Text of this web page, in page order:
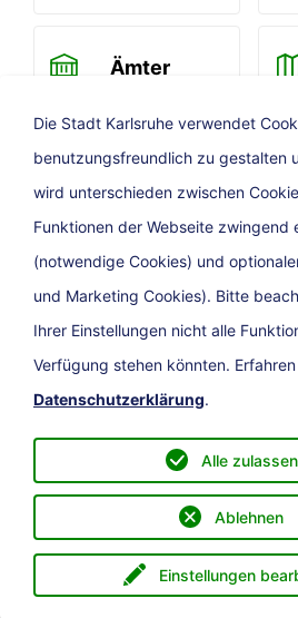
Menü eService
Ämter
Newsletter
Impressum
Datenschutz
Die Stadt Karlsruhe verwendet
benutzungsfreundlich zu gestalten
wird unterschieden zwischen
Funktionen der Webseite zwingend
(notwendige Cookies) und
und Marketing Cookies). Bitte
Ihrer Einstellungen nicht alle
Verfügung stehen könnten.
Datenschutzerklärung.
Einstellungen
Ablehnen
Alle zulassen